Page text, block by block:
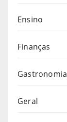
Ensino
Finanças
Gastronomia
Geral